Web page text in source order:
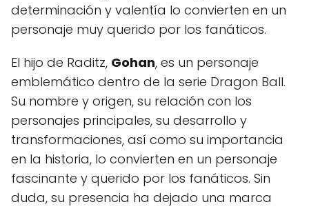
determinación y valentía lo convierten en un
personaje muy querido por los fanáticos.
El hijo de Raditz, Gohan, es un personaje
emblemático dentro de la serie Dragon Ball.
Su nombre y origen, su relación con los
personajes principales, su desarrollo y
transformaciones, así como su importancia
en la historia, lo convierten en un personaje
fascinante y querido por los fanáticos. Sin
duda, su presencia ha dejado una marca